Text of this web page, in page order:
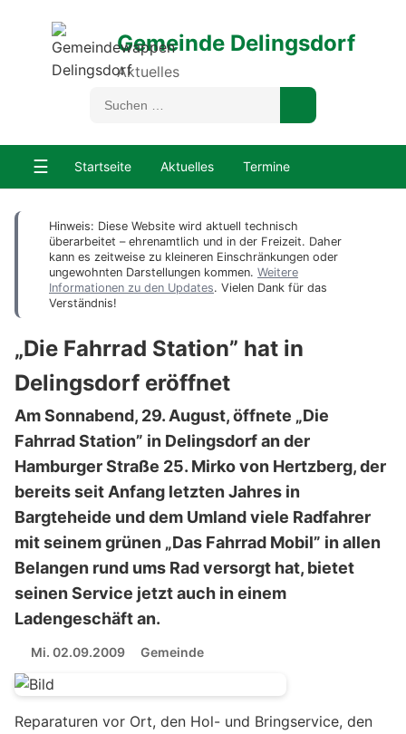
Gemeinde Delingsdorf
Aktuelles
☰ Startseite Aktuelles Termine
Hinweis: Diese Website wird aktuell technisch
überarbeitet – ehrenamtlich und in der Freizeit. Daher
kann es zeitweise zu kleineren Einschränkungen oder
ungewohnten Darstellungen kommen. Weitere
Informationen zu den Updates. Vielen Dank für das
Verständnis!
„Die Fahrrad Station” hat in
Delingsdorf eröffnet
Am Sonnabend, 29. August, öffnete „Die
Fahrrad Station” in Delingsdorf an der
Hamburger Straße 25. Mirko von Hertzberg, der
bereits seit Anfang letzten Jahres in
Bargteheide und dem Umland viele Radfahrer
mit seinem grünen „Das Fahrrad Mobil” in allen
Belangen rund ums Rad versorgt hat, bietet
seinen Service jetzt auch in einem
Ladengeschäft an.
Mi. 02.09.2009 Gemeinde
Reparaturen vor Ort, den Hol- und Bringservice, den